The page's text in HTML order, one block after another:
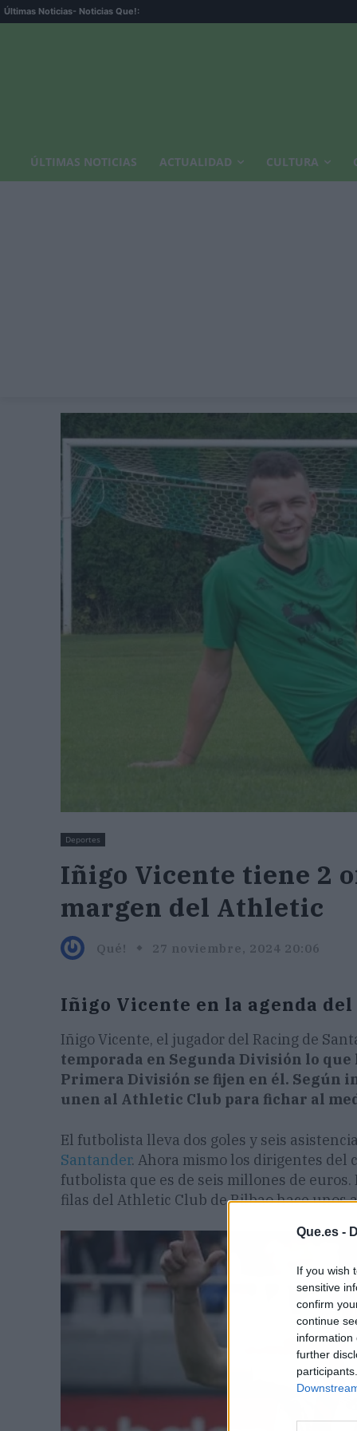
Que.es -
If you wish
sensitive
confirm
continue
information
further
Últimas Noticias- Noticias Que!:
ÚLTIMAS NOTICIAS ACTUALIDAD CULTURA
Deportes
Iñigo Vicente tiene 2
margen del Athletic
Qué! 27 noviembre, 2024 20:06
Iñigo Vicente en la agenda
Iñigo Vicente, el jugador del Racing de
temporada en Segunda División lo
Primera División se fijen en él. Según
unen al Athletic Club para fichar al
El futbolista lleva dos goles y seis
Santander. Ahora mismo los dirigentes
futbolista que es de seis millones de
filas del Athletic Club de Bilbao hace unos